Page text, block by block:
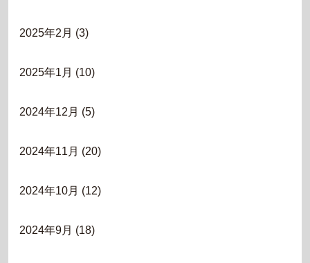
2025年2月 (3)
2025年1月 (10)
2024年12月 (5)
2024年11月 (20)
2024年10月 (12)
2024年9月 (18)